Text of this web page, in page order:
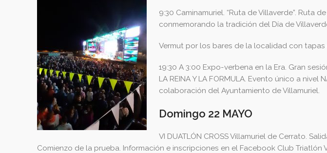
9:30 Caminamuriel. “Ruta de Villaverde”. Ruta
conmemorando la tradición del Día de
Vermut por los bares de la localidad con
19:30 A 3:00 Expo-verbena en la Era. Gran
LA REINA Y LA FORMULA. Evento único a
colaboración del Ayuntamiento de Villamuriel.
Domingo 22 MAYO
VI DUATLÓN CROSS Villamuriel de Cerrato.
Comienzo de la prueba. Información e inscripciones en el Facebook Club Triatlón